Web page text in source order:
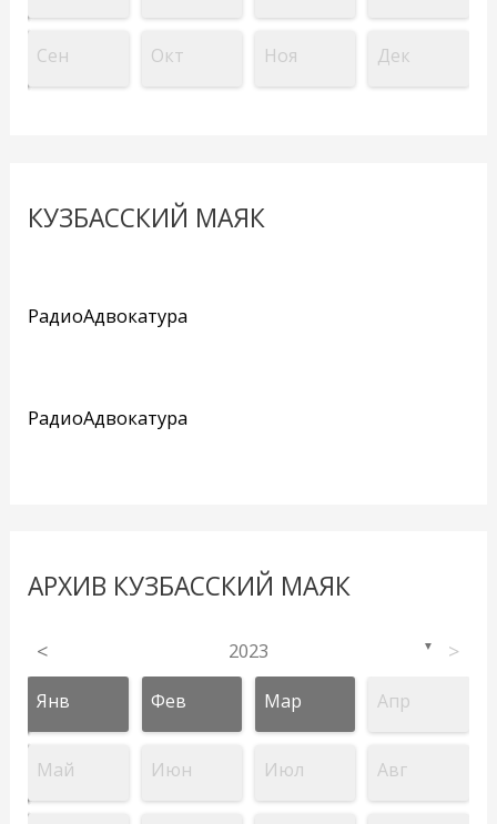
Сен Окт Ноя Дек
КУЗБАССКИЙ МАЯК
РадиоАдвокатура
РадиоАдвокатура
АРХИВ КУЗБАССКИЙ МАЯК
< 2023 ▼ >
Янв Фев Мар Апр
Май Июн Июл Авг